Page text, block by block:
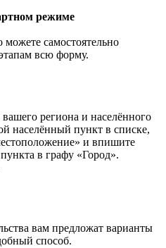
режиме
самостоятельно
всю форму.
региона и населённого
населённый пункт в списке,
и впишите
в графу «Город».
вам предложат варианты
способ.